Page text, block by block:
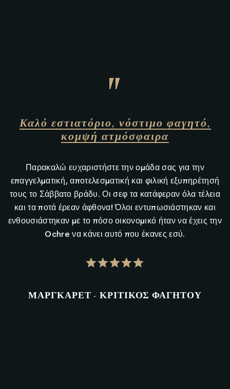
"
Καλό εστιατόριο, νόστιμο φαγητό,
κομψή ατμόσφαιρα
Παρακαλώ ευχαριστήστε την ομάδα σας για την
επαγγελματική, αποτελεσματική και φιλική εξυπηρέτησή
τους το Σάββατο βράδυ. Οι σεφ τα κατάφεραν όλα τέλεια
και τα ποτά έρεαν άφθονα! Όλοι εντυπωσιάστηκαν και
με το πόσο οικονομικό ήταν να έχεις την
Ochre να κάνει αυτό που έκανες εσύ.
ΜΆΡΓΚΑΡΕΤ - ΚΡΙΤΙΚΌΣ ΦΑΓΗΤΟΎ